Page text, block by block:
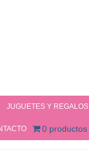
JUGUETES Y REGALOS
0 productos